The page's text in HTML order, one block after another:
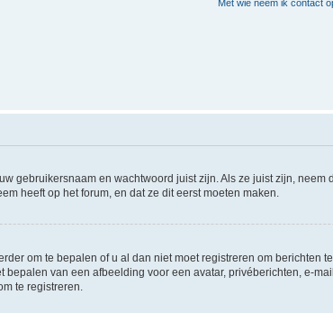
Met wie neem ik contact
gebruikersnaam en wachtwoord juist zijn. Als ze juist zijn,
heeft op het forum, en dat ze dit eerst moeten maken.
om te bepalen of u al dan niet moet registreren om berichten
van een afbeelding voor een avatar, privéberichten, e-
te registreren.